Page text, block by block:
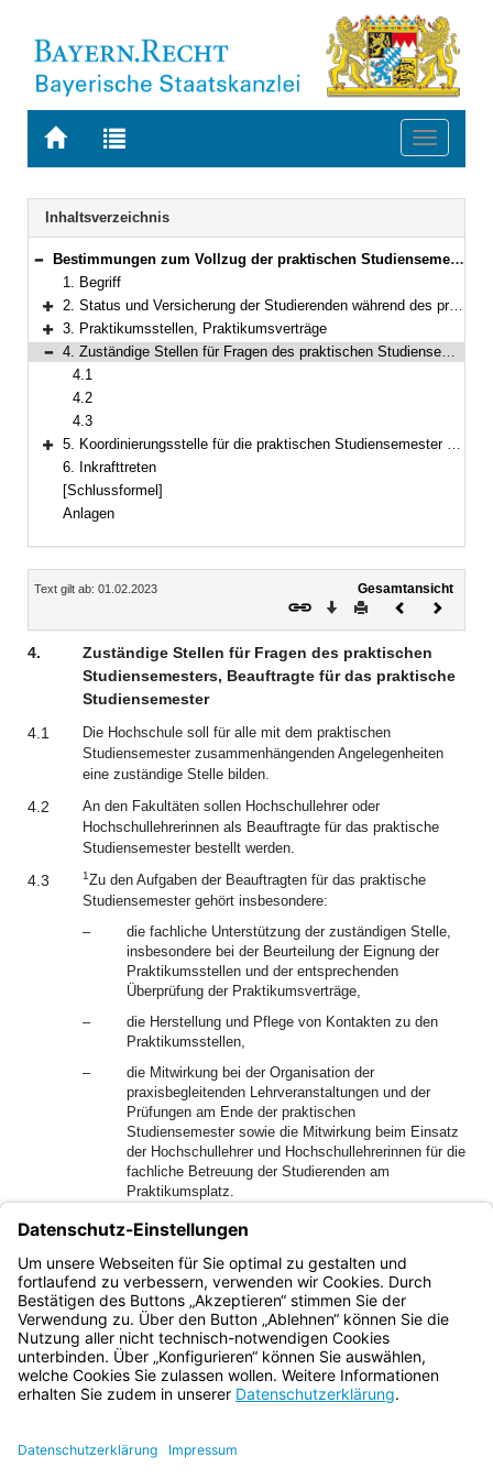
Zur
BAYERN.RECHT
Zur
letzten
Suche
Toggle
Navigation
Inhaltsverzeichnis
Bereich reduzieren
Bestimmungen zum Vollzug der praktischen Studiensemester an den staatlichen Hochschulen für angewandte Wissenschaften in Bayern
1. Begriff
Bereich erweitern
2. Status und Versicherung der Studierenden während des praktischen Studiensemesters
Bereich erweitern
3. Praktikumsstellen, Praktikumsverträge
Bereich reduzieren
4. Zuständige Stellen für Fragen des praktischen Studiensemesters, Beauftragte für das praktische Studiensemester
4.1
4.2
4.3
Bereich erweitern
5. Koordinierungsstelle für die praktischen Studiensemester an den staatlichen Hochschulen für angewandte Wissenschaften (KoBy)
6. Inkrafttreten
[Schlussformel]
Anlagen
Inhalt
Text gilt ab: 01.02.2023
Gesamtansicht
Download
DruckenVorheriges
4.
Zuständige Stellen für Fragen des praktischen
Studiensemesters, Beauftragte für das praktische
Studiensemester
4.1
Die Hochschule soll für alle mit dem praktischen
Studiensemester zusammenhängenden Angelegenheiten
eine zuständige Stelle bilden.
4.2
An den Fakultäten sollen Hochschullehrer oder
Hochschullehrerinnen als Beauftragte für das praktische
Studiensemester bestellt werden.
4.3 1Zu den Aufgaben der Beauftragten für das praktische
Studiensemester gehört insbesondere:
–
die fachliche Unterstützung der zuständigen Stelle,
insbesondere bei der Beurteilung der Eignung der
Praktikumsstellen und der entsprechenden
Überprüfung der Praktikumsverträge,
–
die Herstellung und Pflege von Kontakten zu den
Praktikumsstellen,
–
die Mitwirkung bei der Organisation der
praxisbegleitenden Lehrveranstaltungen und der
Prüfungen am Ende der praktischen
Studiensemester sowie die Mitwirkung beim Einsatz
der Hochschullehrer und Hochschullehrerinnen für die
fachliche Betreuung der Studierenden am
Praktikumsplatz.
2Die Hochschulen sollen die Lehrverpflichtung für die
Funktion eines oder einer Beauftragten für das praktische
Studiensemester angemessen ermäßigen.
Bayern.de
BayernPortal
Impressum